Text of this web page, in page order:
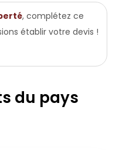
, complétez ce
établir votre devis !
du pays